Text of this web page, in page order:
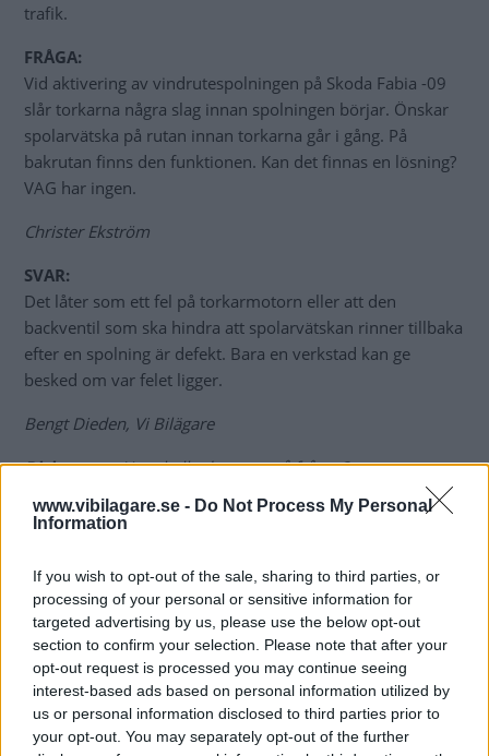
www.vibilagare.se - Do Not Process My Personal
Information
If you wish to opt-out of the sale, sharing to third parties, or
processing of your personal or sensitive information for
targeted advertising by us, please use the below opt-out
section to confirm your selection. Please note that after your
opt-out request is processed you may continue seeing
interest-based ads based on personal information utilized by
us or personal information disclosed to third parties prior to
your opt-out. You may separately opt-out of the further
trafik.
FRÅGA:
Vid aktivering av vindrutespolningen på Skoda Fabia -09
slår torkarna några slag innan spolningen börjar. Önskar
spolarvätska på rutan innan torkarna går i gång. På
bakrutan finns den funktionen. Kan det finnas en lösning?
VAG har ingen.
Christer Ekström
SVAR:
Det låter som ett fel på torkarmotorn eller att den
backventil som ska hindra att spolarvätskan rinner tillbaka
efter en spolning är defekt. Bara en verkstad kan ge
besked om var felet ligger.
Bengt Dieden, Vi Bilägare
Diskutrera:Hur skulle du svara på frågan?
SKODA FABIA
Få vårt nyhetsbrev utan kostnad